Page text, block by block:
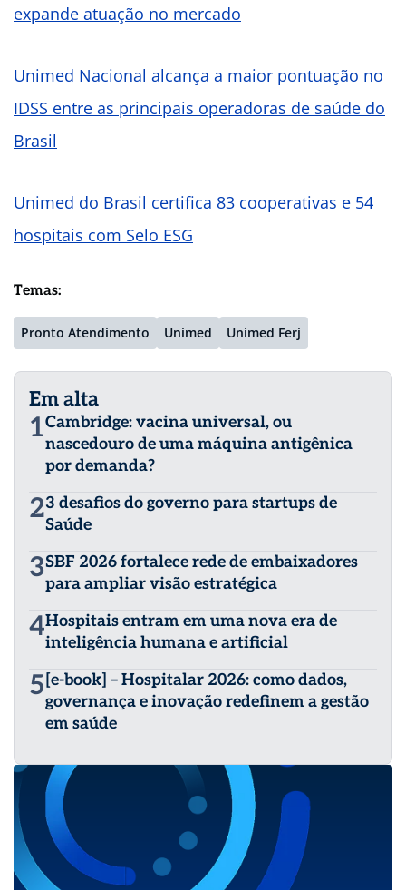
expande atuação no mercado
Unimed Nacional alcança a maior pontuação no
IDSS entre as principais operadoras de saúde do
Brasil
Unimed do Brasil certifica 83 cooperativas e 54
hospitais com Selo ESG
Temas:
Pronto Atendimento Unimed Unimed Ferj
Em alta
1Cambridge: vacina universal, ou
nascedouro de uma máquina antigênica
por demanda?
23 desafios do governo para startups de
Saúde
3SBF 2026 fortalece rede de embaixadores
para ampliar visão estratégica
4Hospitais entram em uma nova era de
inteligência humana e artificial
5 [e-book] – Hospitalar 2026: como dados,
governança e inovação redefinem a gestão
em saúde